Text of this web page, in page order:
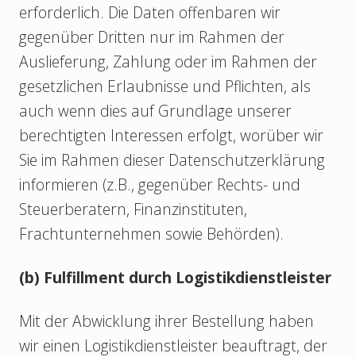
erforderlich. Die Daten offenbaren wir
gegenüber Dritten nur im Rahmen der
Auslieferung, Zahlung oder im Rahmen der
gesetzlichen Erlaubnisse und Pflichten, als
auch wenn dies auf Grundlage unserer
berechtigten Interessen erfolgt, worüber wir
Sie im Rahmen dieser Datenschutzerklärung
informieren (z.B., gegenüber Rechts- und
Steuerberatern, Finanzinstituten,
Frachtunternehmen sowie Behörden).
(b) Fulfillment durch Logistikdienstleister
Mit der Abwicklung ihrer Bestellung haben
wir einen Logistikdienstleister beauftragt, der